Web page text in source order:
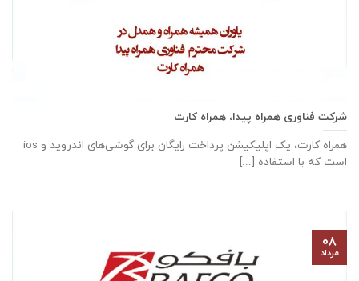
شرکت فناوری همراه پیدا، همراه کارت
همراه کارت، یک اپلیکیشن پرداخت رایگان برای گوشی‌های اندروید و ios
است که با استفاده [...]
۰۸
مرداد